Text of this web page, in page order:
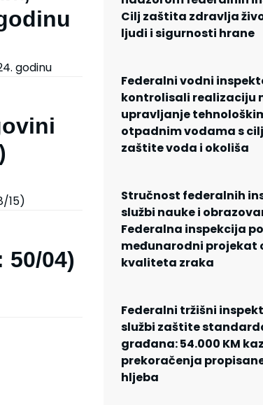
godinu
15)
04)
Cilj zaštita zdravlja
ljudi i sigurnosti hrane
Federalni vodni
kontrolisali realizaciju
upravljanje
otpadnim vodama s
zaštite voda i okoliša
Stručnost federalnih
službi nauke i
Federalna inspekcija
međunarodni projekat
kvaliteta zraka
Federalni tržišni
službi zaštite
građana: 54.000 KM
prekoračenja
hljeba